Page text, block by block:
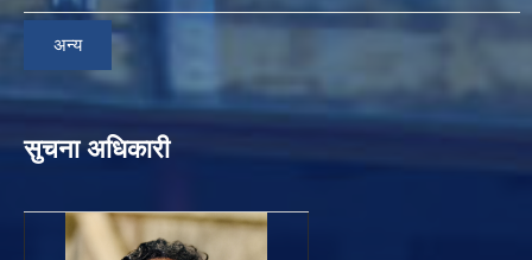
अन्य
सुचना अधिकारी